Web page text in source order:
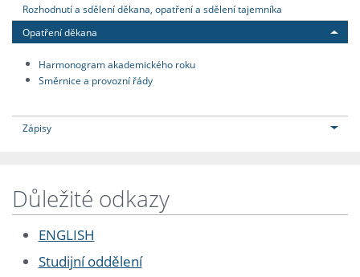
Rozhodnutí a sdělení děkana, opatření a sdělení tajemníka
Opatření děkana
Harmonogram akademického roku
Směrnice a provozní řády
Zápisy
Důležité odkazy
ENGLISH
Studijní oddělení